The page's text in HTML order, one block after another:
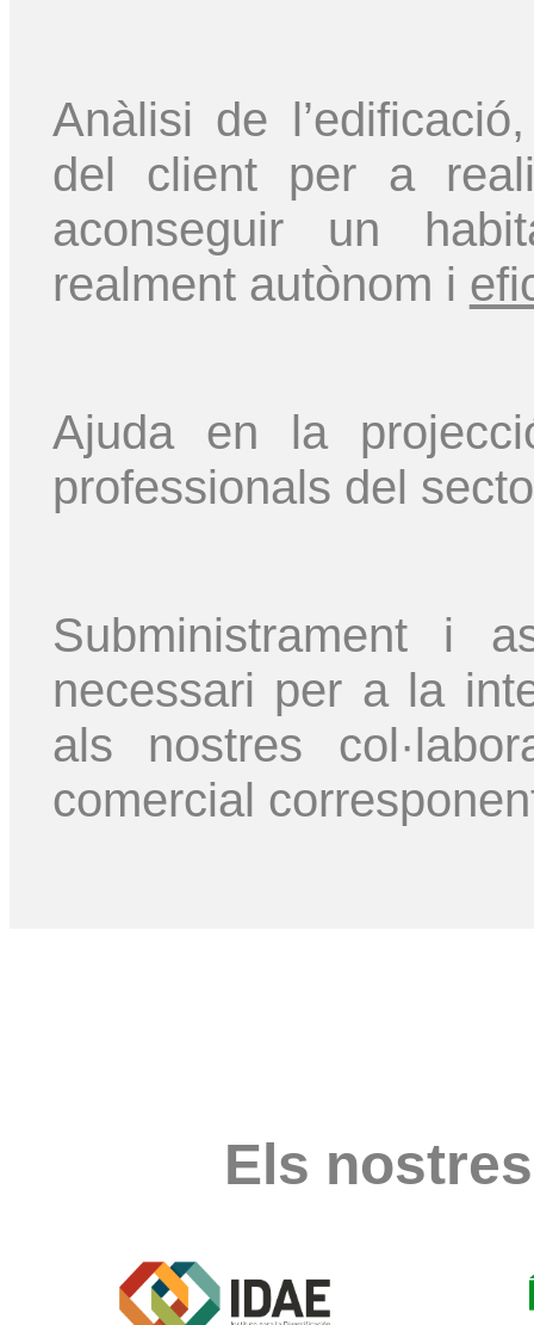
Anàlisi de
del client per a
aconseguir un
realment autònom i
Ajuda en la
professionals del
Subministrament i
necessari per a la
als nostres
comercial
Els